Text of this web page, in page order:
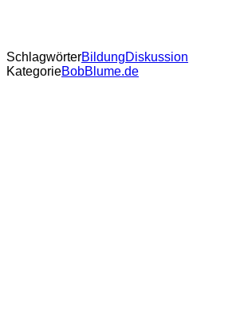
SchlagwörterBildungDiskussion
KategorieBobBlume.de